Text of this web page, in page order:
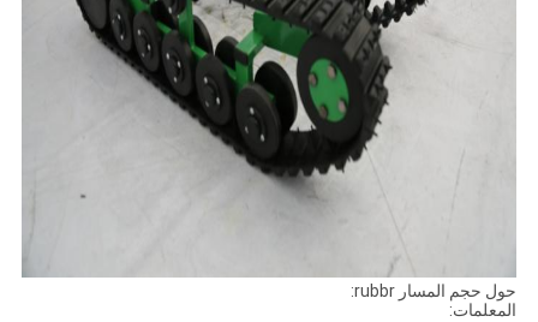
حول حجم المسار rubbr:
المعلمات: